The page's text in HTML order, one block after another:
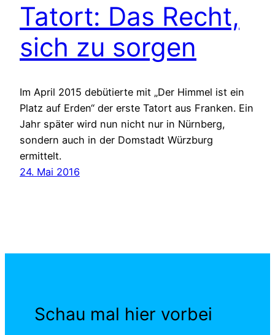
Tatort: Das Recht,
sich zu sorgen
Im April 2015 debütierte mit „Der Himmel ist ein
Platz auf Erden“ der erste Tatort aus Franken. Ein
Jahr später wird nun nicht nur in Nürnberg,
sondern auch in der Domstadt Würzburg
ermittelt.
24. Mai 2016
Schau mal hier vorbei